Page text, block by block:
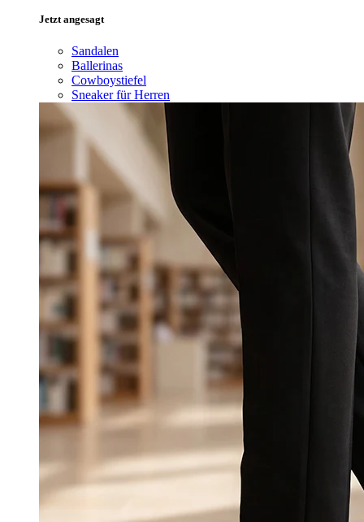
Jetzt angesagt
Sandalen
Ballerinas
Cowboystiefel
Sneaker für Herren